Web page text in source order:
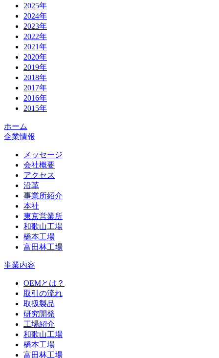
2025年
2024年
2023年
2022年
2021年
2020年
2019年
2018年
2017年
2016年
2015年
ホーム
企業情報
メッセージ
会社概要
アクセス
沿革
事業所紹介
本社
東京営業所
和歌山工場
橋本工場
富田林工場
事業内容
OEMとは？
取引の流れ
取扱製品
研究開発
工場紹介
和歌山工場
橋本工場
富田林工場